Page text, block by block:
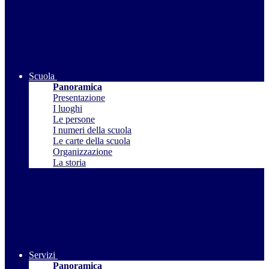
Scuola
Panoramica
Presentazione
I luoghi
Le persone
I numeri della scuola
Le carte della scuola
Organizzazione
La storia
Servizi
Panoramica